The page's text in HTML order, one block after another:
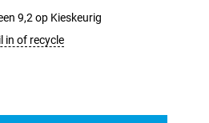
9,2 op Kieskeurig
in of recycle